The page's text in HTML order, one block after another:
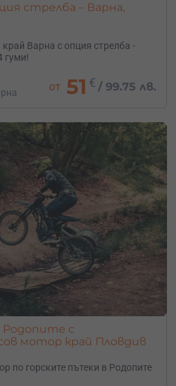
стрелба – Варна,
Варна с опция стрелба -
гуми!
от 51 € /99.75 лв.
с
мотор край Пловдив
по горските пътеки в Родопите